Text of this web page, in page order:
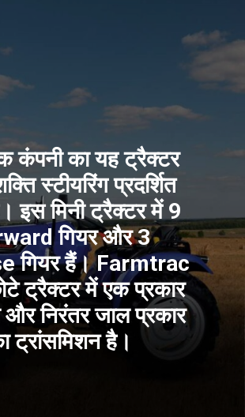
कंपनी का यह ट्रैक्टर
स्टीयरिंग प्रदर्शित
इस मिनी ट्रैक्टर में 9
गियर और 3
गियर हैं। Farmtrac
ट्रैक्टर में एक प्रकार
निरंतर जाल प्रकार
ट्रांसमिशन है।